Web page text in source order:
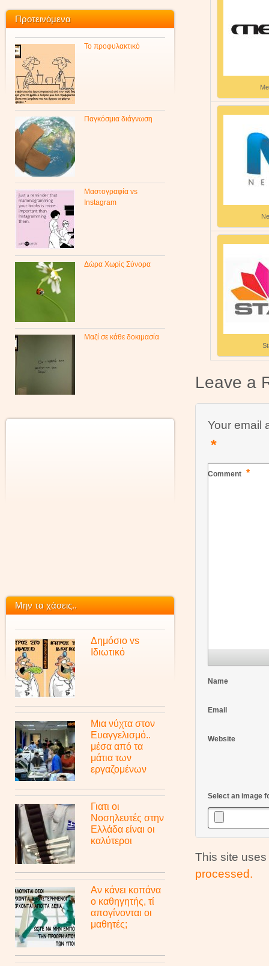
Leave a
Your email
*
Comment *
Name
Email
Website
Select an image
This site
processed.
Προτεινόμενα
Το προφυλακτικό
Παγκόσμια διάγνωση
Μαστογραφία vs
Instagram
Δώρα Χωρίς Σύνορα
Μαζί σε κάθε δοκιμασία
Μην τα χάσεις..
Δημόσιο vs
Ιδιωτικό
Μια νύχτα στον
Ευαγγελισμό..
μέσα από τα
μάτια των
εργαζομένων
Γιατι οι
Νοσηλευτές στην
Ελλάδα είναι οι
καλύτεροι
Αν κάνει κοπάνα
ο καθηγητής, τί
απογίνονται οι
μαθητές;